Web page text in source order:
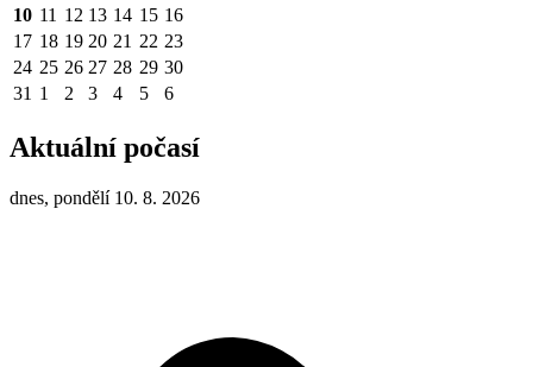
10 11 12 13 14 15 16
17 18 19 20 21 22 23
24 25 26 27 28 29 30
31 1 2 3 4 5 6
Aktuální počasí
dnes, pondělí 10. 8. 2026